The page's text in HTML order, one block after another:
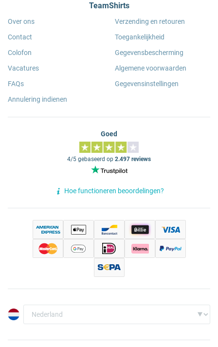
TeamShirts
Over ons
Contact
Colofon
Vacatures
FAQs
Annulering indienen
Verzending en retouren
Toegankelijkheid
Gegevensbescherming
Algemene voorwaarden
Gegevensinstellingen
Goed
4/5 gebaseerd op 2.497 reviews
Hoe functioneren beoordelingen?